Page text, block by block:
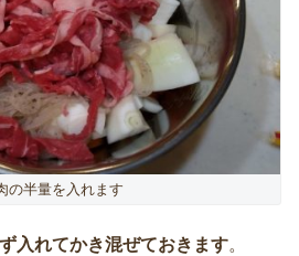
の半量を入れます
入れてかき混ぜておきます。